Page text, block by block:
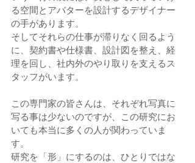
る空間とアバターを設計するデザイナー
の手があります。
そしてそれらの仕事が滞りなく回るよう
に、契約書や仕様書、設計図を整え、経
理を回し、社内外のやり取りを支えるス
タッフがいます。
この専門家の皆さんは、それぞれ写真に
写る事は少ないのですが、この研究にお
いても本当に多くの人が関わっていま
す。
研究を「形」にするのは、ひとりではな